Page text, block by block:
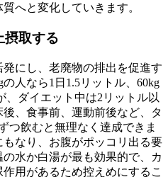
へと変化していきます。
摂取する
発にし、老廃物の排出を促進す
の人なら1日1.5リットル、60kg
ダイエット中は2リットル以
、食事前、運動前後など、タ
つ飲むと無理なく達成できま
なり、お腹がポッコリ出る要
水か白湯が最も効果的で、カ
用があるため控えめにするこ